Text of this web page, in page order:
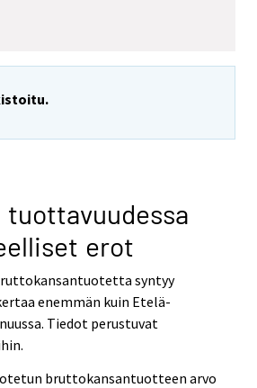
erot
syntyy
enemmän kuin Etelä-
Tiedot perustuvat
bruttokansantuotteen arvo